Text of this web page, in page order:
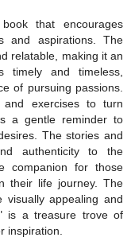
that encourages
and aspirations. The
relatable, making it an
timely and timeless,
of pursuing passions.
exercises to turn
a gentle reminder to
The stories and
authenticity to the
companion for those
their life journey. The
visually appealing and
is a treasure trove of
inspiration.